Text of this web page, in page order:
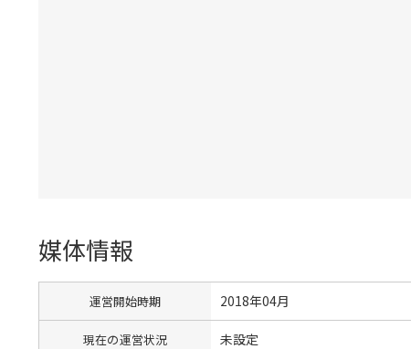
媒体情報
運営開始時期 2018年04月
現在の運営状況 未設定